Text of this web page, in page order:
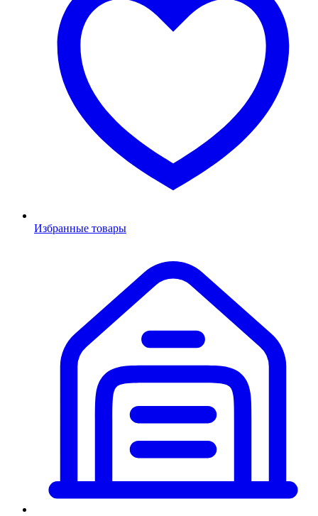
Избранные товары